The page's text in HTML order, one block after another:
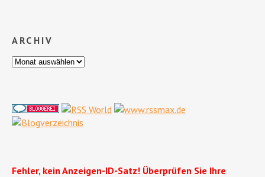
ARCHIV
Fehler, kein Anzeigen-ID-Satz! Überprüfen Sie Ihre